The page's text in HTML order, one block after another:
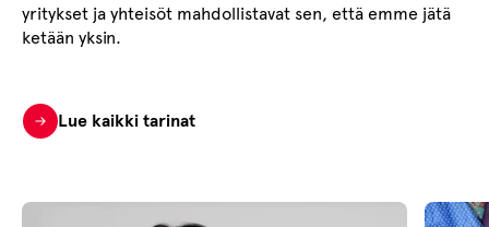
yritykset ja yhteisöt mahdollistavat sen, että emme jätä
ketään yksin.
Lue kaikki tarinat